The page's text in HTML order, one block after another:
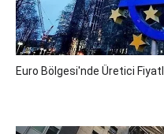
Euro Bölgesi'nde Üretici